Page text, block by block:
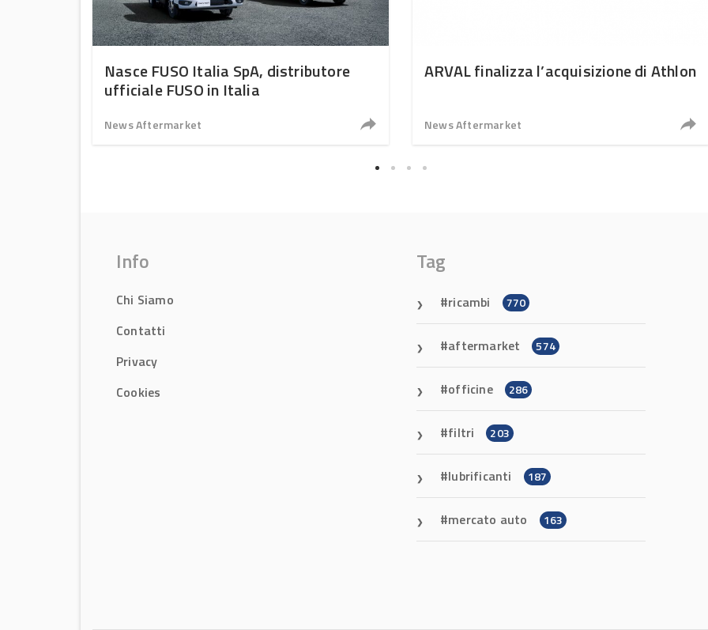
Nasce FUSO Italia SpA, distributore
ufficiale FUSO in Italia
News Aftermarket
ARVAL finalizza l’acquisizione di Athlon
News Aftermarket
Info
Chi Siamo
Contatti
Privacy
Cookies
Tag
ricambi 770
aftermarket 574
officine 286
filtri 203
lubrificanti 187
mercato auto 163